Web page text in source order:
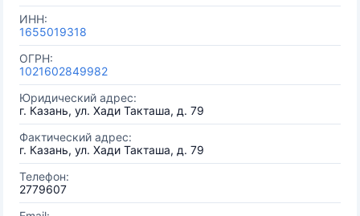
ИНН:
1655019318
ОГРН:
1021602849982
Юридический адрес:
г. Казань, ул. Хади Такташа, д. 79
Фактический адрес:
г. Казань, ул. Хади Такташа, д. 79
Телефон:
2779607